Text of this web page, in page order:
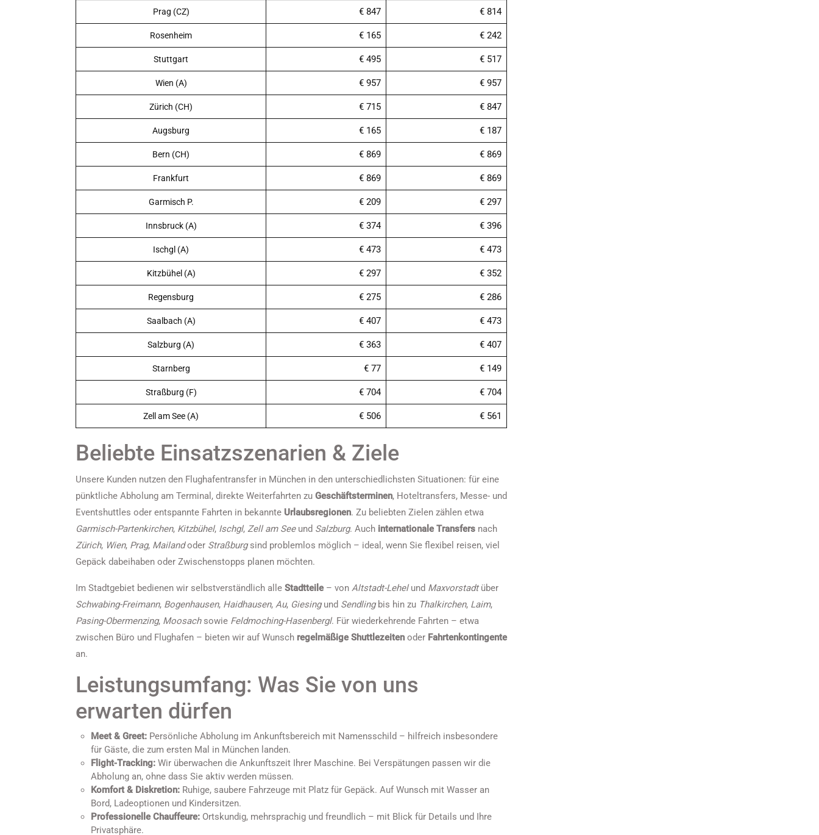
Prag (CZ) € 847 € 814
Rosenheim € 165 € 242
Stuttgart € 495 € 517
Wien (A) € 957 € 957
Zürich (CH) € 715 € 847
Augsburg € 165 € 187
Bern (CH) € 869 € 869
Frankfurt € 869 € 869
Garmisch P. € 209 € 297
Innsbruck (A) € 374 € 396
Ischgl (A) € 473 € 473
Kitzbühel (A) € 297 € 352
Regensburg € 275 € 286
Saalbach (A) € 407 € 473
Salzburg (A) € 363 € 407
Starnberg € 77 € 149
Straßburg (F) € 704 € 704
Zell am See (A) € 506 € 561
Beliebte Einsatzszenarien & Ziele
Unsere Kunden nutzen den Flughafentransfer in München in den unterschiedlichsten Situationen: für eine
pünktliche Abholung am Terminal, direkte Weiterfahrten zu Geschäftsterminen, Hoteltransfers, Messe- und
Eventshuttles oder entspannte Fahrten in bekannte Urlaubsregionen. Zu beliebten Zielen zählen etwa
Garmisch-Partenkirchen, Kitzbühel, Ischgl, Zell am Seeund Salzburg. Auch internationale Transfers nach
Zürich, Wien, Prag, Mailandoder Straßburgsind problemlos möglich – ideal, wenn Sie flexibel reisen, viel
Gepäck dabeihaben oder Zwischenstopps planen möchten.
Im Stadtgebiet bedienen wir selbstverständlich alle Stadtteile– von Altstadt-Lehelund Maxvorstadtüber
Schwabing-Freimann, Bogenhausen, Haidhausen, Au, Giesingund Sendlingbis hin zu Thalkirchen, Laim,
Pasing-Obermenzing, Moosachsowie Feldmoching-Hasenbergl. Für wiederkehrende Fahrten – etwa
zwischen Büro und Flughafen – bieten wir auf Wunsch regelmäßige Shuttlezeiten oder Fahrtenkontingente
an.
Leistungsumfang: Was Sie von uns
erwarten dürfen
Meet & Greet: Persönliche Abholung im Ankunftsbereich mit Namensschild – hilfreich insbesondere
für Gäste, die zum ersten Mal in München landen.
Flight-Tracking: Wir überwachen die Ankunftszeit Ihrer Maschine. Bei Verspätungen passen wir die
Abholung an, ohne dass Sie aktiv werden müssen.
Komfort & Diskretion: Ruhige, saubere Fahrzeuge mit Platz für Gepäck. Auf Wunsch mit Wasser an
Bord, Ladeoptionen und Kindersitzen.
Professionelle Chauffeure: Ortskundig, mehrsprachig und freundlich – mit Blick für Details und Ihre
Privatsphäre.